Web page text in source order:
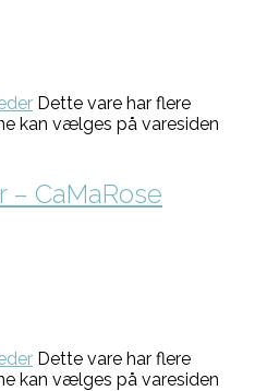
Dette vare har flere
kan vælges på varesiden
CaMaRose
Dette vare har flere
kan vælges på varesiden